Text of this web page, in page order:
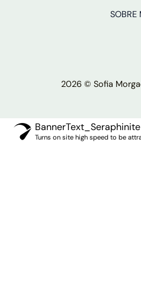
SOBRE
2026 © Sofia
Turns on site high speed to be